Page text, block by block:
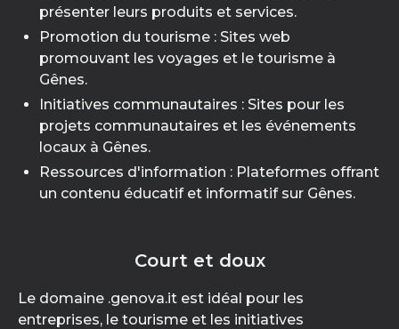
présenter leurs produits et services.
Promotion du tourisme : Sites web
promouvant les voyages et le tourisme à
Gênes.
Initiatives communautaires : Sites pour les
projets communautaires et les événements
locaux à Gênes.
Ressources d'information : Plateformes offrant
un contenu éducatif et informatif sur Gênes.
Court et doux
Le domaine .genova.it est idéal pour les
entreprises, le tourisme et les initiatives